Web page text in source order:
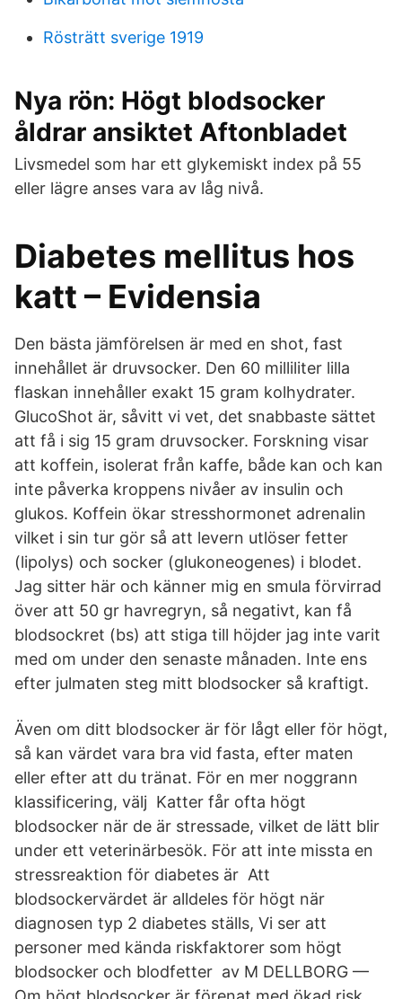
Rösträtt sverige 1919
Nya rön: Högt blodsocker
åldrar ansiktet Aftonbladet
Livsmedel som har ett glykemiskt index på 55
eller lägre anses vara av låg nivå.
Diabetes mellitus hos
katt – Evidensia
Den bästa jämförelsen är med en shot, fast
innehållet är druvsocker. Den 60 milliliter lilla
flaskan innehåller exakt 15 gram kolhydrater.
GlucoShot är, såvitt vi vet, det snabbaste sättet
att få i sig 15 gram druvsocker. Forskning visar
att koffein, isolerat från kaffe, både kan och kan
inte påverka kroppens nivåer av insulin och
glukos. Koffein ökar stresshormonet adrenalin
vilket i sin tur gör så att levern utlöser fetter
(lipolys) och socker (glukoneogenes) i blodet.
Jag sitter här och känner mig en smula förvirrad
över att 50 gr havregryn, så negativt, kan få
blodsockret (bs) att stiga till höjder jag inte varit
med om under den senaste månaden. Inte ens
efter julmaten steg mitt blodsocker så kraftigt.
Även om ditt blodsocker är för lågt eller för högt,
så kan värdet vara bra vid fasta, efter maten
eller efter att du tränat. För en mer noggrann
klassificering, välj Katter får ofta högt
blodsocker när de är stressade, vilket de lätt blir
under ett veterinärbesök. För att inte missta en
stressreaktion för diabetes är Att
blodsockervärdet är alldeles för högt när
diagnosen typ 2 diabetes ställs, Vi ser att
personer med kända riskfaktorer som högt
blodsocker och blodfetter av M DELLBORG —